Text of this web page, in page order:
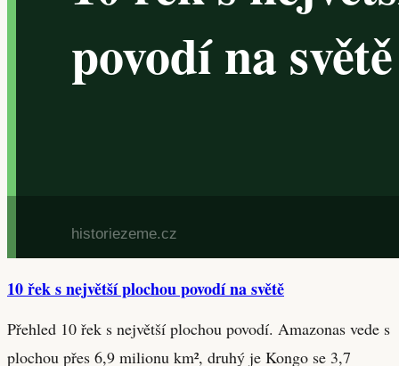
10 řek s největší plochou povodí na světě
Přehled 10 řek s největší plochou povodí. Amazonas vede s
plochou přes 6,9 milionu km², druhý je Kongo se 3,7